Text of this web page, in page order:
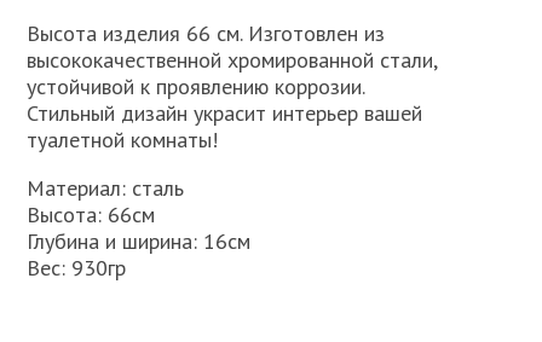
Высота изделия 66 см. Изготовлен из
высококачественной хромированной стали,
устойчивой к проявлению коррозии.
Стильный дизайн украсит интерьер вашей
туалетной комнаты!
Материал: сталь
Высота: 66см
Глубина и ширина: 16см
Вес: 930гр